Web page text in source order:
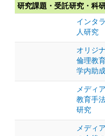
研究課題・受託研究・科
インタ
人研究
オリジ
倫理教
学内助
メディ
教育手
研究
メディ